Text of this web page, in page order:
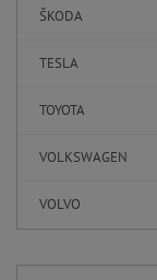
ŠKODA
TESLA
TOYOTA
VOLKSWAGEN
VOLVO